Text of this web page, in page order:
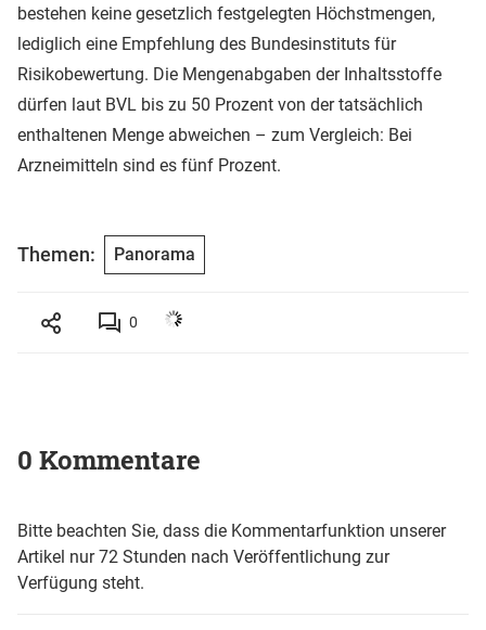
bestehen keine gesetzlich festgelegten Höchstmengen,
lediglich eine Empfehlung des Bundesinstituts für
Risikobewertung. Die Mengenabgaben der Inhaltsstoffe
dürfen laut BVL bis zu 50 Prozent von der tatsächlich
enthaltenen Menge abweichen – zum Vergleich: Bei
Arzneimitteln sind es fünf Prozent.
Themen: Panorama
0
0 Kommentare
Bitte beachten Sie, dass die Kommentarfunktion unserer
Artikel nur 72 Stunden nach Veröffentlichung zur
Verfügung steht.